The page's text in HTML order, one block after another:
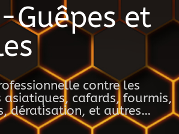
Guêpes et
contre les
asiatiques, cafards, fourmis,
dératisation, et autres…